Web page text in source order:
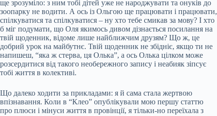
ще зрозуміло: з ним тобі дітей уже не народжувати та онуків до
зоопарку не водити. А ось із Ольгою ще працювати і працювати,
спілкуватися та спілкуватися – ну хто тебе смикав за мову? І хто
б міг подумати, що Оля якимось дивом дізнається посилання на
твій щоденник, відоме лише найближчим друзям? Що ж, це
добрий урок на майбутнє. Твій щоденник не збідніє, якщо ти не
напишеш, “яка ж стерва, ця Олька”, а ось Олька цілком може
розсердитися від такого необережного запису і неабияк зіпсує
тобі життя в колективі.
Що далеко ходити за прикладами: я й сама стала жертвою
впізнавання. Коли в “Клео” опублікували мою першу статтю
про плюси і мінуси життя в провінції, я тільки-но переїхала з